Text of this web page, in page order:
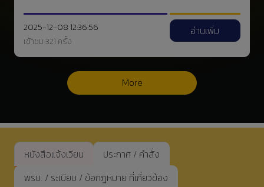
2025-12-08 12:36:56
เข้าชม 321 ครั้ง
อ่านเพิ่ม
More
หนังสือแจ้งเวียน
ประกาศ / คำสั่ง
พรบ. / ระเบียบ / ข้อกฎหมาย ที่เกี่ยวข้อง